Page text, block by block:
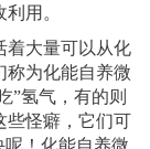
用。
大量可以从化
称为化能自养微
”氢气，有的则
些怪癖，它们可